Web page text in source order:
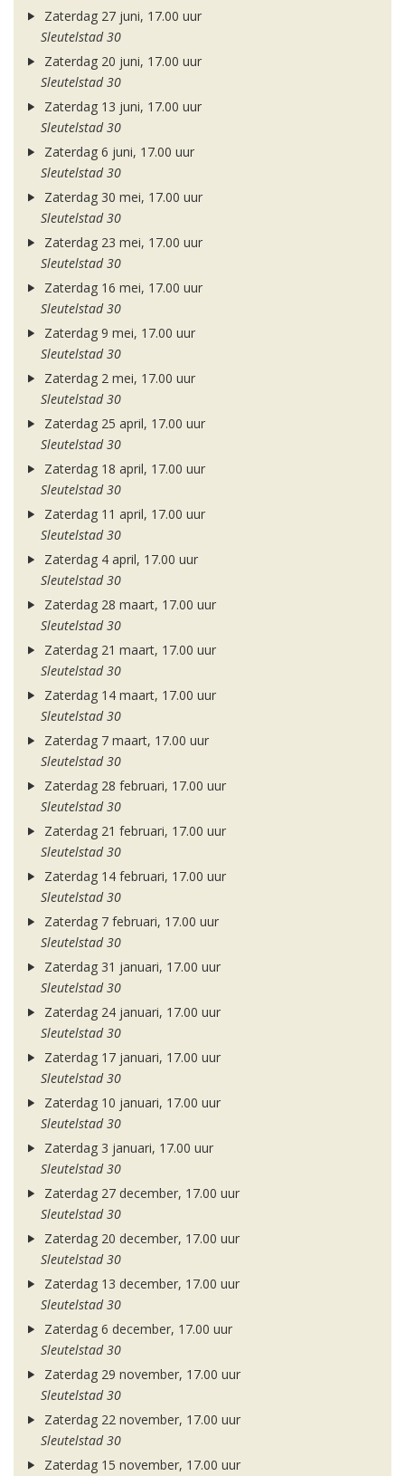
Zaterdag 27 juni, 17.00 uur
Sleutelstad 30
Zaterdag 20 juni, 17.00 uur
Sleutelstad 30
Zaterdag 13 juni, 17.00 uur
Sleutelstad 30
Zaterdag 6 juni, 17.00 uur
Sleutelstad 30
Zaterdag 30 mei, 17.00 uur
Sleutelstad 30
Zaterdag 23 mei, 17.00 uur
Sleutelstad 30
Zaterdag 16 mei, 17.00 uur
Sleutelstad 30
Zaterdag 9 mei, 17.00 uur
Sleutelstad 30
Zaterdag 2 mei, 17.00 uur
Sleutelstad 30
Zaterdag 25 april, 17.00 uur
Sleutelstad 30
Zaterdag 18 april, 17.00 uur
Sleutelstad 30
Zaterdag 11 april, 17.00 uur
Sleutelstad 30
Zaterdag 4 april, 17.00 uur
Sleutelstad 30
Zaterdag 28 maart, 17.00 uur
Sleutelstad 30
Zaterdag 21 maart, 17.00 uur
Sleutelstad 30
Zaterdag 14 maart, 17.00 uur
Sleutelstad 30
Zaterdag 7 maart, 17.00 uur
Sleutelstad 30
Zaterdag 28 februari, 17.00 uur
Sleutelstad 30
Zaterdag 21 februari, 17.00 uur
Sleutelstad 30
Zaterdag 14 februari, 17.00 uur
Sleutelstad 30
Zaterdag 7 februari, 17.00 uur
Sleutelstad 30
Zaterdag 31 januari, 17.00 uur
Sleutelstad 30
Zaterdag 24 januari, 17.00 uur
Sleutelstad 30
Zaterdag 17 januari, 17.00 uur
Sleutelstad 30
Zaterdag 10 januari, 17.00 uur
Sleutelstad 30
Zaterdag 3 januari, 17.00 uur
Sleutelstad 30
Zaterdag 27 december, 17.00 uur
Sleutelstad 30
Zaterdag 20 december, 17.00 uur
Sleutelstad 30
Zaterdag 13 december, 17.00 uur
Sleutelstad 30
Zaterdag 6 december, 17.00 uur
Sleutelstad 30
Zaterdag 29 november, 17.00 uur
Sleutelstad 30
Zaterdag 22 november, 17.00 uur
Sleutelstad 30
Zaterdag 15 november, 17.00 uur